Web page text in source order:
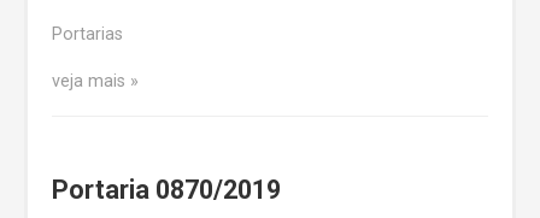
Portarias
veja mais
Portaria 0870/2019